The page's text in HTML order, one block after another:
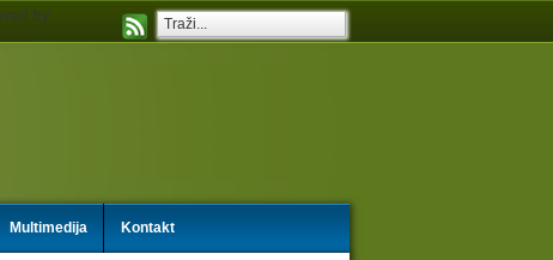
by
Multimedija Kontakt